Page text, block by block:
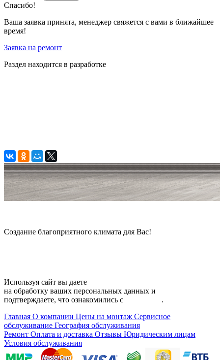
Спасибо!
Ваша заявка принята, менеджер свяжется с вами в ближайшее
время!
Заявка на ремонт
Раздел находится в разработке
Создание благоприятного климата для Вас!
Используя сайт вы даете
на обработку ваших персональных данных и
подтверждаете, что ознакомились с
.
Главная О компании Цены на монтаж Сервисное
обслуживание География обслуживания
Ремонт Оплата и доставка Отзывы Юридическим лицам
Условия обслуживания